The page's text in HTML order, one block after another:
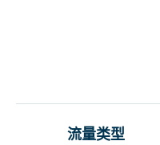
流量类型